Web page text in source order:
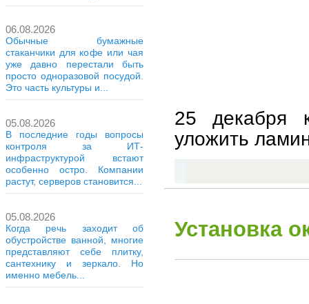
06.08.2026
Обычные бумажные
стаканчики для кофе или чая
уже давно перестали быть
просто одноразовой посудой.
Это часть культуры и...
05.08.2026
В последние годы вопросы
контроля за ИТ-
инфраструктурой встают
особенно остро. Компании
растут, серверов становится...
05.08.2026
Когда речь заходит об
обустройстве ванной, многие
представляют себе плитку,
сантехнику и зеркало. Но
именно мебель...
25 декабря
уложить
Установка